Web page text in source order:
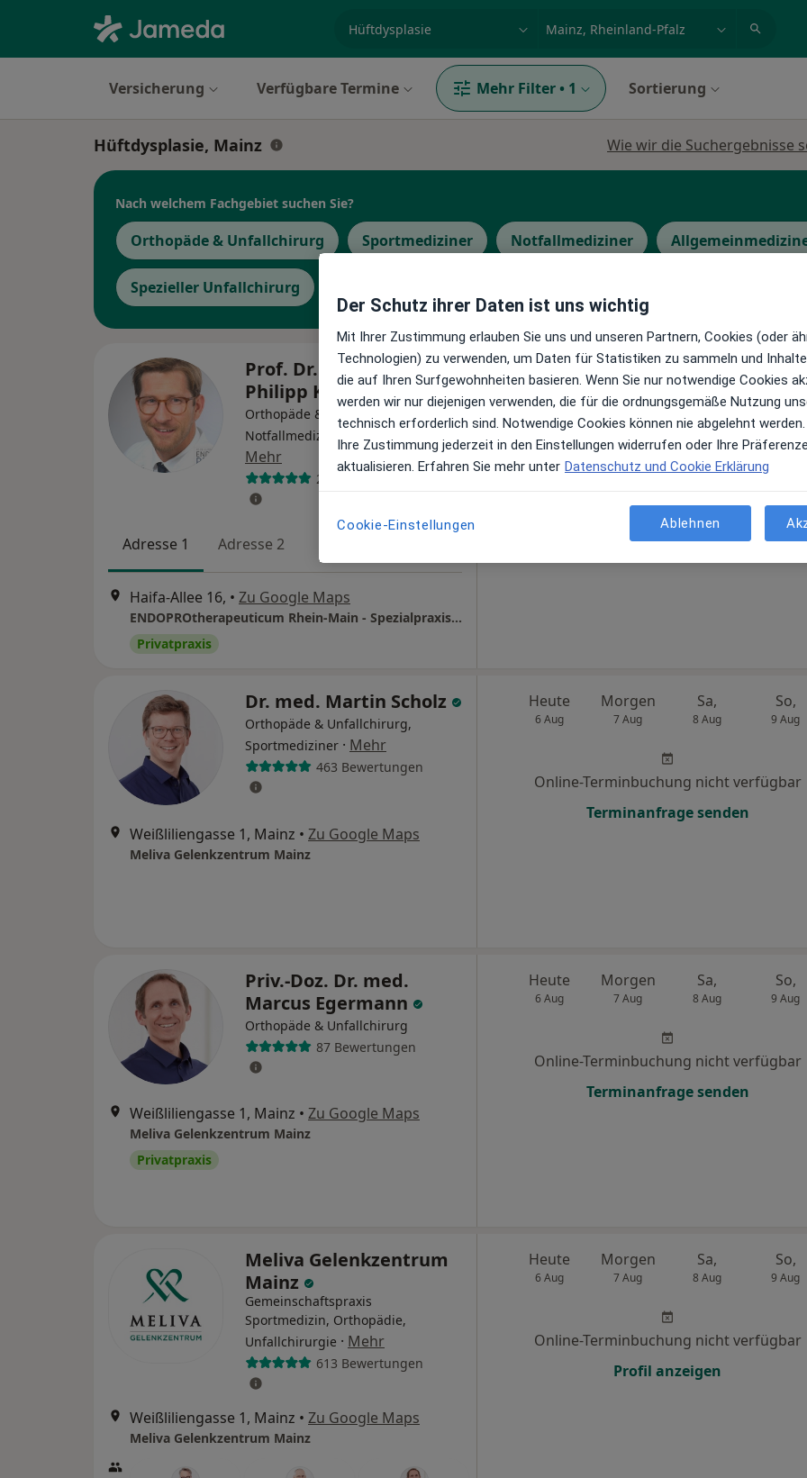
Versicherung Verfügbare Termine Mehr Filter • 1 Sortierung
Hüftdysplasie, Mainz Wie wir die Suchergebnisse
Nach welchem Fachgebiet suchen Sie?
Orthopäde & Unfallchirurg Sportmediziner Notfallmediziner
Spezieller Unfallchirurg
Prof. Dr. med. Karl
Philipp Kutzner
Orthopäde & Unfallchirurg,
Notfallmediziner, Sportmediziner
Mehr
234 Bewertungen
Adresse 1 Adresse 2
Haifa-Allee 16, • Zu Google Maps
ENDOPROtherapeuticum Rhein-Main - Spezialpraxis für Gelenkersatz Prof. Dr. med. Karl Philipp Kutzner
Privatpraxis
Heute
6 Aug
Morgen
7 Aug
Sa,
8 Aug
So,
9 Aug
Online-Terminbuchung nicht verfügbar
Dr. med. Martin Scholz
Orthopäde & Unfallchirurg,
Sportmediziner · Mehr
463 Bewertungen
Weißliliengasse 1, Mainz • Zu Google Maps
Meliva Gelenkzentrum Mainz
Heute
6 Aug
Morgen
7 Aug
Sa,
8 Aug
So,
9 Aug
Online-Terminbuchung nicht verfügbar
Terminanfrage senden
Priv.-Doz. Dr. med.
Marcus Egermann
Orthopäde & Unfallchirurg
87 Bewertungen
Weißliliengasse 1, Mainz • Zu Google Maps
Meliva Gelenkzentrum Mainz
Privatpraxis
Heute
6 Aug
Morgen
7 Aug
Sa,
8 Aug
So,
9 Aug
Online-Terminbuchung nicht verfügbar
Terminanfrage senden
Meliva Gelenkzentrum
Mainz
Gemeinschaftspraxis
Sportmedizin, Orthopädie,
Unfallchirurgie · Mehr
613 Bewertungen
Weißliliengasse 1, Mainz • Zu Google Maps
Meliva Gelenkzentrum Mainz
Heute
6 Aug
Morgen
7 Aug
Sa,
8 Aug
So,
9 Aug
Online-Terminbuchung nicht verfügbar
Profil anzeigen
Der Schutz ihrer Daten ist uns wichtig
Mit Ihrer Zustimmung erlauben Sie uns und unseren Partnern, Cookies (oder
Technologien) zu verwenden, um Daten für Statistiken zu sammeln und
die auf Ihren Surfgewohnheiten basieren. Wenn Sie nur notwendige Cookies
werden wir nur diejenigen verwenden, die für die ordnungsgemäße Nutzung
technisch erforderlich sind. Notwendige Cookies können nie abgelehnt werden.
Ihre Zustimmung jederzeit in den Einstellungen widerrufen oder Ihre
aktualisieren. Erfahren Sie mehr unter Datenschutz und Cookie Erklärung
Cookie-Einstellungen Ablehnen